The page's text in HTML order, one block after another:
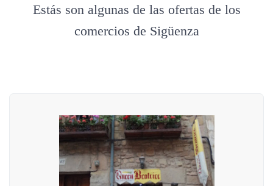
Estás son algunas de las ofertas de los
comercios de Sigüenza